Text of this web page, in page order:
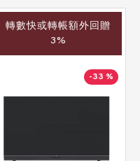
轉數快或轉帳額外回贈
3%
-33 %